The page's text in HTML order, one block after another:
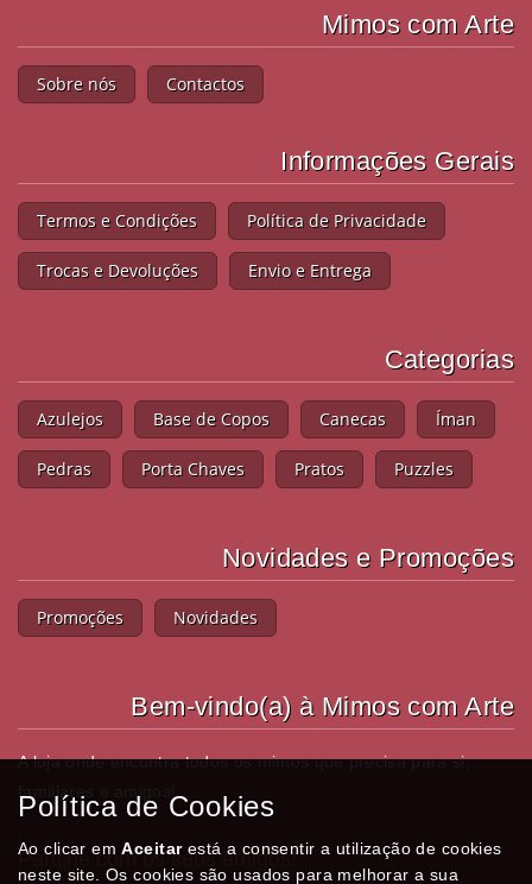
Mimos com Arte
Sobre nós Contactos
Informações Gerais
Termos e Condições Política de Privacidade
Trocas e Devoluções Envio e Entrega
Categorias
Azulejos Base de Copos Canecas Íman
Pedras Porta Chaves Pratos Puzzles
Novidades e Promoções
Promoções Novidades
Bem-vindo(a) à Mimos com Arte
A loja onde encontra todos os mimos que precisa para si,
familiares e amigos!
Partilhe com os seus amigos!
Política de Cookies
Ao clicar emAceitarestá a consentir a utilização de cookies
neste site. Os cookies são usados para melhorar a sua